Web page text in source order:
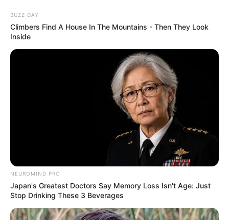
HOME
BUZZ DAY
Climbers Find A House In The Mountains - Then They Look
Inside
NEUROMIND PRO
Japan's Greatest Doctors Say Memory Loss Isn't Age: Just
Stop Drinking These 3 Beverages